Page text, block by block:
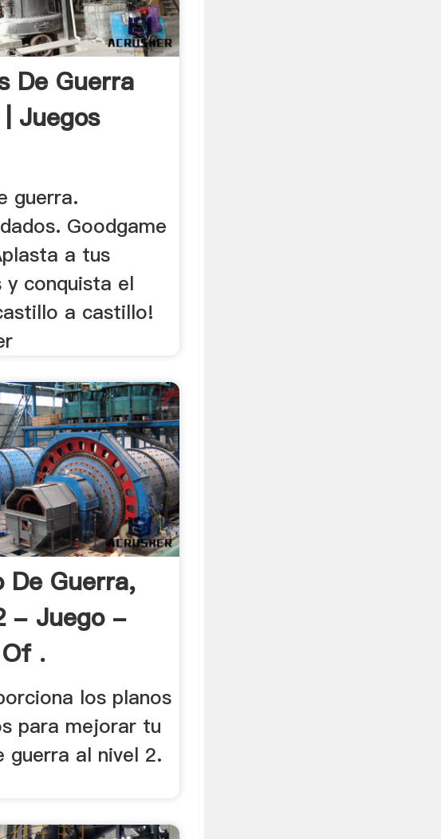
De Guerra
Juegos
guerra.
Goodgame
a tus
y conquista el
a castillo!
De Guerra,
- Juego -
.
los planos
para mejorar tu
guerra al nivel 2.